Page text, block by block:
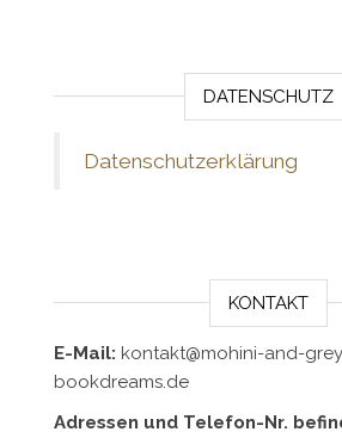
DATENSCHUTZ
Datenschutzerklärung
KONTAKT
E-Mail: kontakt@mohini-and-
bookdreams.de
Adressen und Telefon-Nr.